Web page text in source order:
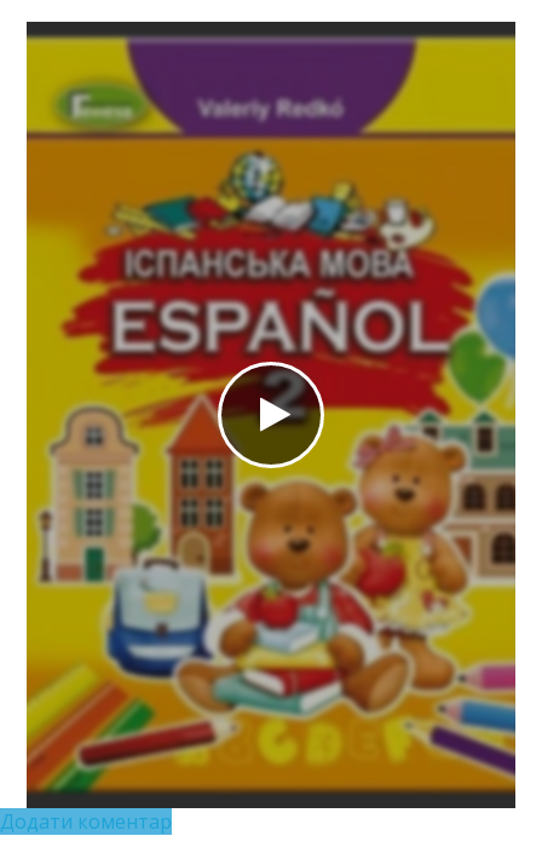
https://e.issuu.com/embed.html?d=ispanska-mova-2-
Додати коментар